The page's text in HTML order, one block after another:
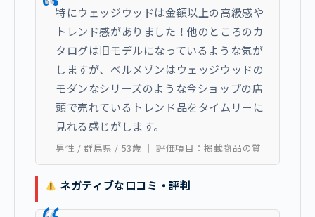
特にウェッジウッドは金額以上の高級感や
トレンド感がありました！他のところのカ
タログは旧モデルになっているような気が
しますが、ベルメゾンはウェッジウッドの
モダンなシリーズのような今ショップの店
頭で売れているトレンド品をタイムリーに
見れる感じがします。
男性 / 群馬県 / 53歳 ｜ 評価項目：掲載商品の質
ネガティブな口コミ・評判